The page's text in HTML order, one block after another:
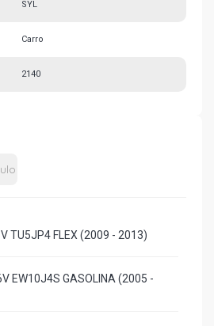
SYL
Carro
2140
TU5JP4 FLEX (2009 - 2013)
EW10J4S GASOLINA (2005 -